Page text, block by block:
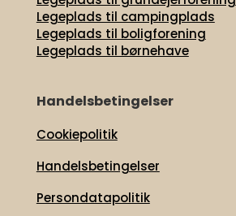
Legeplads til campingplads
Legeplads til boligforening
Legeplads til børnehave
Handelsbetingelser
Cookiepolitik
Handelsbetingelser
Persondatapolitik